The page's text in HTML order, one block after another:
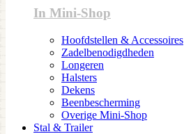
In Mini-Shop
Hoofdstellen & Accessoires
Zadelbenodigdheden
Longeren
Halsters
Dekens
Beenbescherming
Overige Mini-Shop
Stal & Trailer